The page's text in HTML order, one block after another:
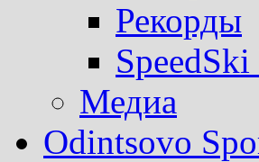
Рекорды
Медиа
Odintsovo